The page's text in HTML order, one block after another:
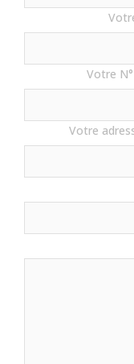
Votre
Votre